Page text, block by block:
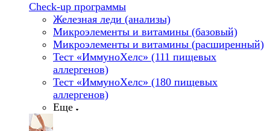
Check-up программы
Железная леди (анализы)
Микроэлементы и витамины (базовый)
Микроэлементы и витамины (расширенный)
Тест «ИммуноХелс» (111 пищевых
аллергенов)
Тест «ИммуноХелс» (180 пищевых
аллергенов)
Еще